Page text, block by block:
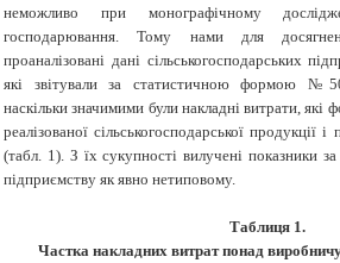
неможливо при монографічному
господарювання. Тому нами для
проаналізовані дані сільськогосподарських
які звітували за статистичною формою
наскільки значимими були накладні витрати, які
реалізованої сільськогосподарської продукції
(табл. 1). З їх сукупності вилучені показники
підприємству як явно нетиповому.
Таблиця 1.
Частка накладних витрат понад виробничу